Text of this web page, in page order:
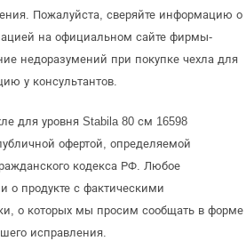
Пожалуйста, сверяйте информацию о
на официальном сайте фирмы-
недоразумений при покупке чехла для
у консультантов.
для уровня Stabila 80 см 16598
офертой, определяемой
кодекса РФ. Любое
о продукте с фактическими
о которых мы просим сообщать в форме
исправления.